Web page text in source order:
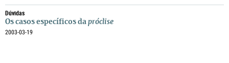
Dúvidas
Os casos específicos da próclise
2003-03-19